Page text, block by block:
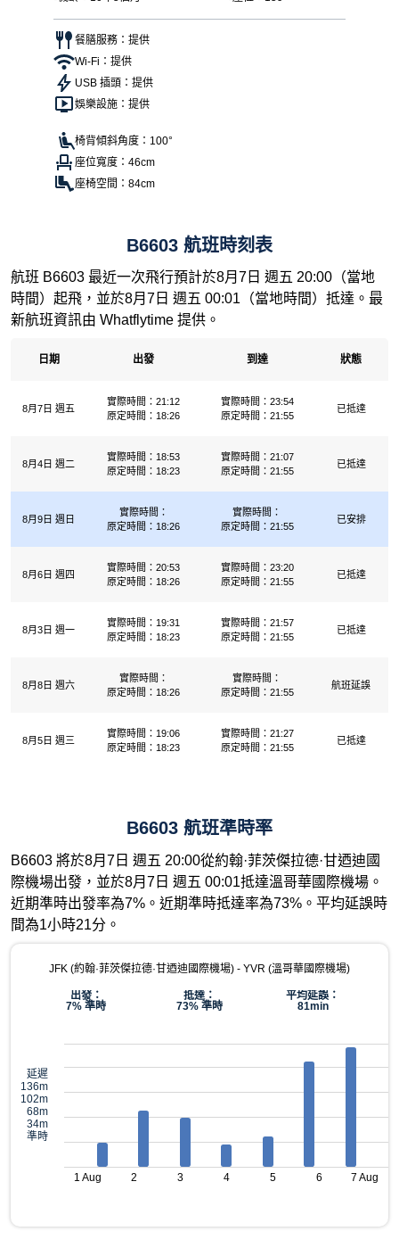
餐膳服務：提供
Wi-Fi：提供
USB 插頭：提供
娛樂設施：提供
椅背傾斜角度：100°
座位寬度：46cm
座椅空間：84cm
B6603 航班時刻表
航班 B6603 最近一次飛行預計於8月7日 週五 20:00（當地
時間）起飛，並於8月7日 週五 00:01（當地時間）抵達。最
新航班資訊由 Whatflytime 提供。
日期 出發 到達 狀態
8月7日 週五
實際時間：21:12
原定時間：18:26
實際時間：23:54
原定時間：21:55
已抵達
8月4日 週二
實際時間：18:53
原定時間：18:23
實際時間：21:07
原定時間：21:55
已抵達
8月9日 週日
實際時間：
原定時間：18:26
實際時間：
原定時間：21:55
已安排
8月6日 週四
實際時間：20:53
原定時間：18:26
實際時間：23:20
原定時間：21:55
已抵達
8月3日 週一
實際時間：19:31
原定時間：18:23
實際時間：21:57
原定時間：21:55
已抵達
8月8日 週六
實際時間：
原定時間：18:26
實際時間：
原定時間：21:55
航班延誤
8月5日 週三
實際時間：19:06
原定時間：18:23
實際時間：21:27
原定時間：21:55
已抵達
B6603 航班準時率
B6603 將於8月7日 週五 20:00從約翰·菲茨傑拉德·甘迺迪國
際機場出發，並於8月7日 週五 00:01抵達溫哥華國際機場。
近期準時出發率為7%。近期準時抵達率為73%。平均延誤時
間為1小時21分。
JFK (約翰·菲茨傑拉德·甘迺迪國際機場) - YVR (溫哥華國際機場)
出發：
7% 準時
抵達：
73% 準時
平均延誤：
81min
延遲
136m
102m
68m
34m
準時
1 Aug 2 3 4 5 6 7 Aug